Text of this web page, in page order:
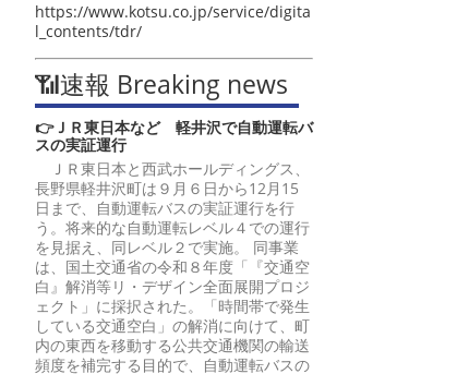
https://www.kotsu.co.jp/service/digita
l_contents/tdr/
📶速報 Breaking news
👉ＪＲ東日本など 軽井沢で自動運転バ
スの実証運行
ＪＲ東日本と西武ホールディングス、
長野県軽井沢町は９月６日から12月15
日まで、自動運転バスの実証運行を行
う。将来的な自動運転レベル４での運行
を見据え、同レベル２で実施。 同事業
は、国土交通省の令和８年度「『交通空
白』解消等リ・デザイン全面展開プロジ
ェクト」に採択された。「時間帯で発生
している交通空白」の解消に向けて、町
内の東西を移動する公共交通機関の輸送
頻度を補完する目的で、自動運転バスの